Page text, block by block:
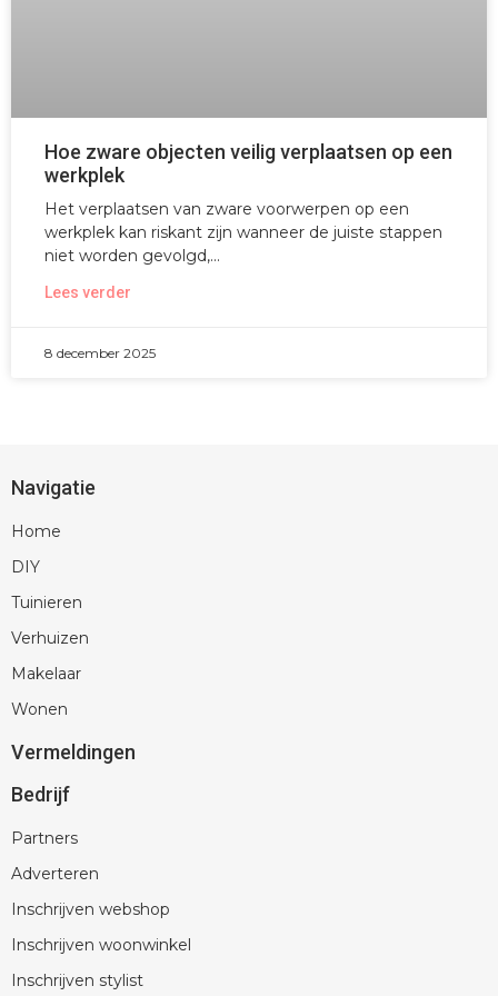
Hoe zware objecten veilig verplaatsen op een
werkplek
Het verplaatsen van zware voorwerpen op een
werkplek kan riskant zijn wanneer de juiste stappen
niet worden gevolgd,
Lees verder
8 december 2025
Navigatie
Home
DIY
Tuinieren
Verhuizen
Makelaar
Wonen
Vermeldingen
Bedrijf
Partners
Adverteren
Inschrijven webshop
Inschrijven woonwinkel
Inschrijven stylist